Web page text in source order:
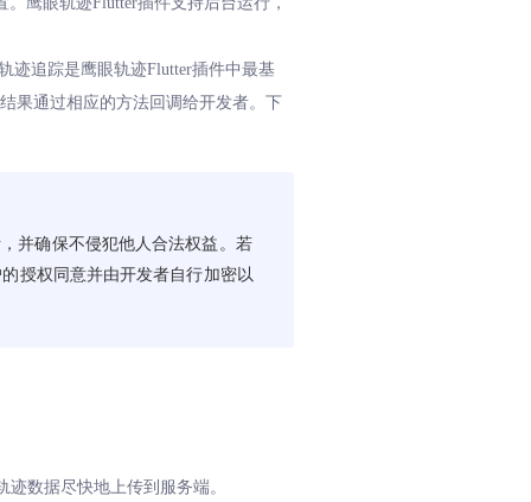
迹追踪是鹰眼轨迹Flutter插件中最基
果通过相应的方法回调给开发者。下
并确保不侵犯他人合法权益。若
授权同意并由开发者自行加密以
数据尽快地上传到服务端。